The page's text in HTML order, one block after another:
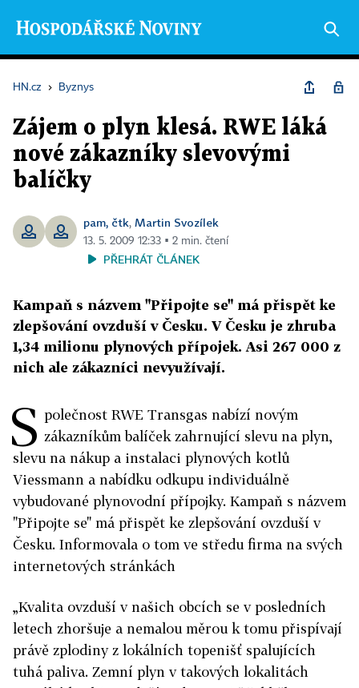
HN.cz › Byznys
Zájem o plyn klesá. RWE láká
nové zákazníky slevovými
balíčky
pam, čtk, Martin Svozílek
13. 5. 2009 12:33 ▪ 2 min. čtení
PŘEHRÁT ČLÁNEK
Kampaň s názvem "Připojte se" má přispět ke
zlepšování ovzduší v Česku. V Česku je zhruba
1,34 milionu plynových přípojek. Asi 267 000 z
nich ale zákazníci nevyužívají.
S polečnost RWE Transgas nabízí novým
zákazníkům balíček zahrnující slevu na plyn,
slevu na nákup a instalaci plynových kotlů
Viessmann a nabídku odkupu individuálně
vybudované plynovodní přípojky. Kampaň s názvem
"Připojte se" má přispět ke zlepšování ovzduší v
Česku. Informovala o tom ve středu firma na svých
internetových stránkách
„Kvalita ovzduší v našich obcích se v posledních
letech zhoršuje a nemalou měrou k tomu přispívají
právě zplodiny z lokálních topenišť spalujících
tuhá paliva. Zemní plyn v takových lokalitách